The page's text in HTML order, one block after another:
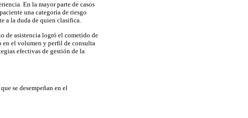
En la mayor parte de casos
una categoría de riesgo
a la duda de quien clasifica.
de asistencia logró el cometido de
en el volumen y perfil de consulta
efectivas de gestión de la
se desempeñan en el